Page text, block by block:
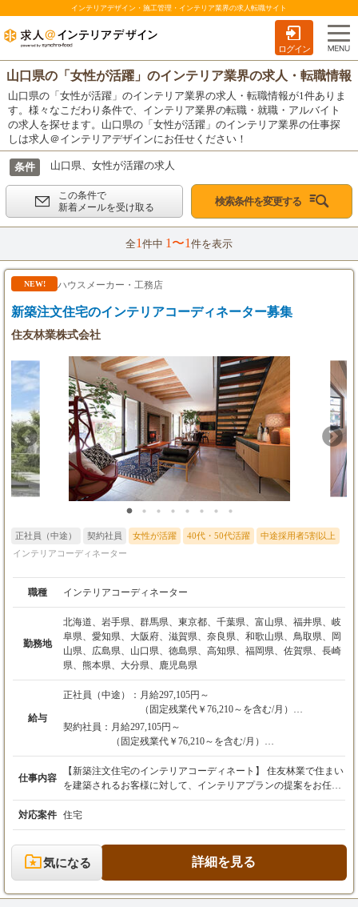
インテリアデザイン・施工管理・インテリア業界の求人転職サイト
ログイン
山口県の「女性が活躍」のインテリア業界の求人・転職情報
山口県の「女性が活躍」のインテリア業界の求人・転職情報が1件ありま
す。様々なこだわり条件で、インテリア業界の転職・就職・アルバイト
の求人を探せます。山口県の「女性が活躍」のインテリア業界の仕事探
しは求人＠インテリアデザインにお任せください！
条件 山口県、女性が活躍の求人
この条件で
新着メールを受け取る
検索条件を変更する
全1 件中 1〜1 件を表示
NEW! ハウスメーカー・工務店
新築注文住宅のインテリアコーディネーター募集
住友林業株式会社
正社員（中途） 契約社員 女性が活躍 40代・50代活躍
中途採用者5割以上
インテリアコーディネーター
職種 インテリアコーディネーター
勤務地
北海道、岩手県、群馬県、東京都、千葉県、富山県、福井県、岐
阜県、愛知県、大阪府、滋賀県、奈良県、和歌山県、鳥取県、岡
山県、広島県、山口県、徳島県、高知県、福岡県、佐賀県、長崎
県、熊本県、大分県、鹿児島県
給与
正社員（中途）： 月給297,105円～
（固定残業代￥76,210～を含む/月）
※別途時間外手当あり（月給に含まれる41時間
を超過した時間外労働分について支給）
※別途業績手当は賞与にて支給
※初年後は満額支給とはならないため、2年目
以降のイメージとなります。
契約社員： 月給297,105円～
（固定残業代￥76,210～を含む/月）
※別途時間外手当あり（月給に含まれる41時間を超過
した時間外労働分について支給）
※別途交通費支給
※別途業績手当は賞与にて支給
【年収例】
20代：450～550万円程度（基本年収400万円＋業績賞
30代：450～600万円（基本年収450万円＋業績賞与）
イメージとなります。
仕事内容
【新築注文住宅のインテリアコーディネート】 住友林業で住まい
を建築されるお客様に対して、インテリアプランの提案をお任せ
します。 具体的には ■インテリア提案（家具・照明・カーテン
等） ■空間提案（配線配灯計画・室内の内装提案） ■トータルイ
ンテリアプラン提案（システムキッチン・アート）など 住友林業
ならではの木の温かみを存分に生かした、心安らげる住宅をトー
タル提案にてデザインをしていただくことが出来ます。 【勤務
地】 池袋支店（東京都豊島区） 東京東支店（東京都江東区） 東
店（北海道札幌市） 盛岡支店（岩手県盛岡市） 水戸支店（茨城
対応案件 住宅
気になる 詳細を見る